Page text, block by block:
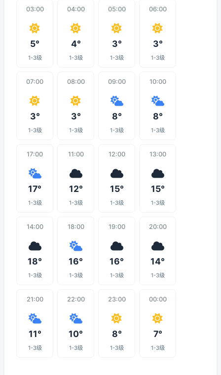
03:00
5°
1-3级
04:00
4°
1-3级
05:00
3°
1-3级
06:00
3°
1-3级
07:00
3°
1-3级
08:00
3°
1-3级
09:00
8°
1-3级
10:00
8°
1-3级
17:00
17°
1-3级
11:00
12°
1-3级
12:00
15°
1-3级
13:00
15°
1-3级
14:00
18°
1-3级
18:00
16°
1-3级
19:00
16°
1-3级
20:00
14°
1-3级
21:00
11°
1-3级
22:00
10°
1-3级
23:00
8°
1-3级
00:00
7°
1-3级